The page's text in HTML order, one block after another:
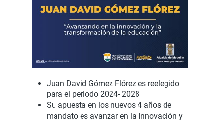
Juan David Gómez Flórez es reelegido
para el periodo 2024- 2028
Su apuesta en los nuevos 4 años de
mandato es avanzar en la Innovación y